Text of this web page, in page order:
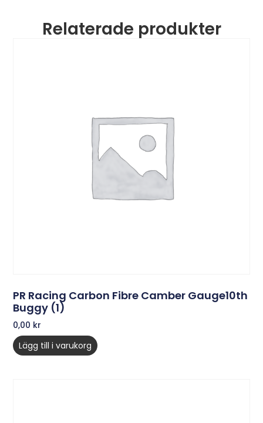
Relaterade produkter
PR Racing Carbon Fibre Camber Gauge10th
Buggy (1)
0,00 kr
Lägg till i varukorg